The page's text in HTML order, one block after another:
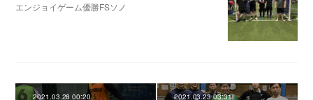
エンジョイゲーム優勝FSソノ
2021.03.28 00:20 2021.03.23 03:31